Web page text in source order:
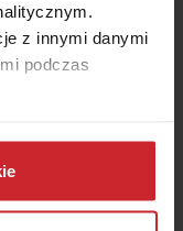
z innymi danymi
podczas
jesteśmy, jak
sposób
Polityki